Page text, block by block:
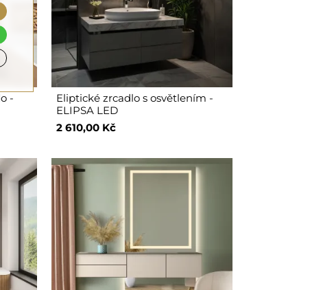
-
Eliptické zrcadlo s osvětlením -
ELIPSA LED
2 610,00 Kč